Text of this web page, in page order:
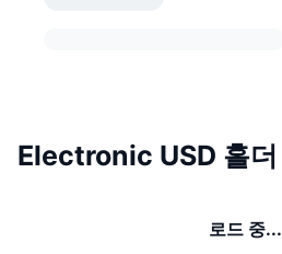
Electronic USD 홀더
로드 중...